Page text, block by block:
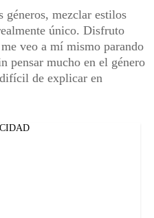
géneros, mezclar estilos
único. Disfruto
veo a mí mismo parando
pensar mucho en el género
de explicar en